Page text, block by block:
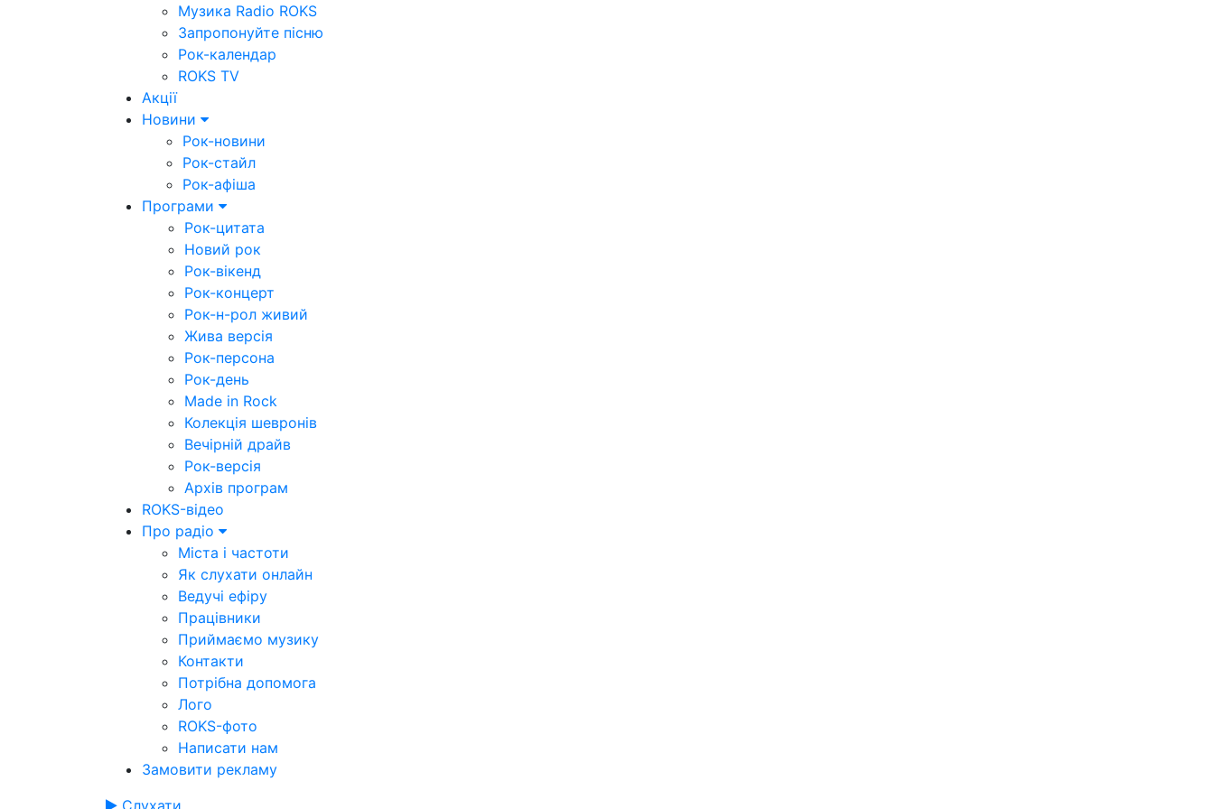
Музика Radio ROKS
Запропонуйте пісню
Рок-календар
ROKS TV
Акції
Новини
Рок-новини
Рок-стайл
Рок-афіша
Програми
Рок-цитата
Новий рок
Рок-вікенд
Рок-концерт
Рок-н-рол живий
Жива версія
Рок-персона
Рок-день
Made in Rock
Колекція шевронів
Вечірній драйв
Рок-версія
Архів програм
ROKS-відео
Про радіо
Міста і частоти
Як слухати онлайн
Ведучі ефіру
Працівники
Приймаємо музику
Контакти
Потрібна допомога
Лого
ROKS-фото
Написати нам
Замовити рекламу
Слухати